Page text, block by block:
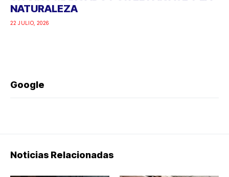
NATURALEZA
22 JULIO, 2026
Google
Noticias Relacionadas